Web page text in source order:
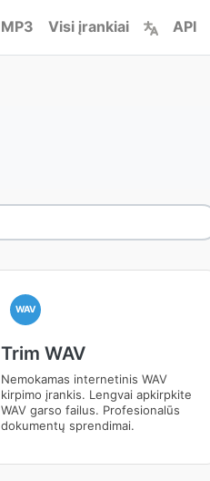
MP3 Visi įrankiai API
WAV
Trim WAV
Nemokamas internetinis WAV
kirpimo įrankis. Lengvai apkirpkite
WAV garso failus. Profesionalūs
dokumentų sprendimai.